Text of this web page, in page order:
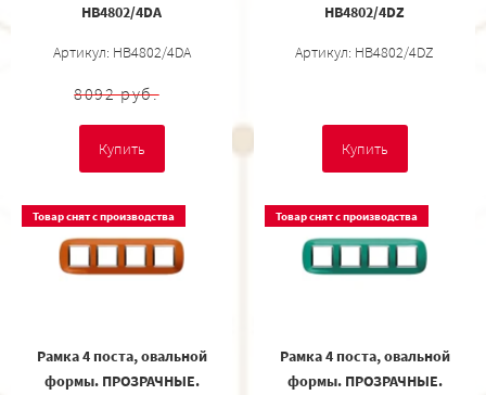
HB4802/4DA
Артикул: HB4802/4DA
8092 руб.
Купить
HB4802/4DZ
Артикул: HB4802/4DZ
Купить
Товар снят с производства
Рамка 4 поста, овальной
формы. ПРОЗРАЧНЫЕ.
Товар снят с производства
Рамка 4 поста, овальной
формы. ПРОЗРАЧНЫЕ.